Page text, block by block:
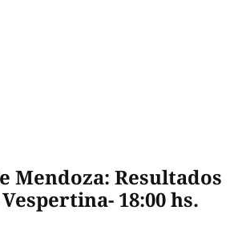
Mendoza: Resultados
18:00 hs.